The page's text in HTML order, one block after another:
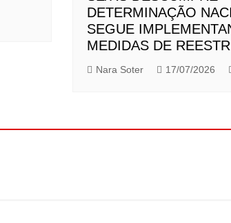
DETERMINAÇÃO
SEGUE
MEDIDAS DE
Nara Soter 17/07/2026